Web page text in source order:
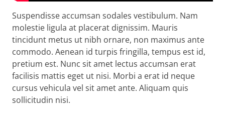
Suspendisse accumsan sodales vestibulum. Nam
molestie ligula at placerat dignissim. Mauris
tincidunt metus ut nibh ornare, non maximus ante
commodo. Aenean id turpis fringilla, tempus est id,
pretium est. Nunc sit amet lectus accumsan erat
facilisis mattis eget ut nisi. Morbi a erat id neque
cursus vehicula vel sit amet ante. Aliquam quis
sollicitudin nisi.